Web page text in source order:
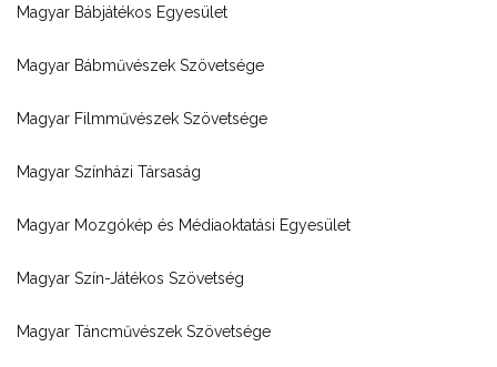
Magyar Bábjátékos Egyesület
Magyar Bábművészek Szövetsége
Magyar Filmművészek Szövetsége
Magyar Színházi Társaság
Magyar Mozgókép és Médiaoktatási Egyesület
Magyar Szín-Játékos Szövetség
Magyar Táncművészek Szövetsége